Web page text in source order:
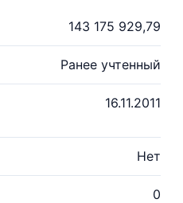
143 175 929,79
Ранее учтенный
16.11.2011
Нет
0